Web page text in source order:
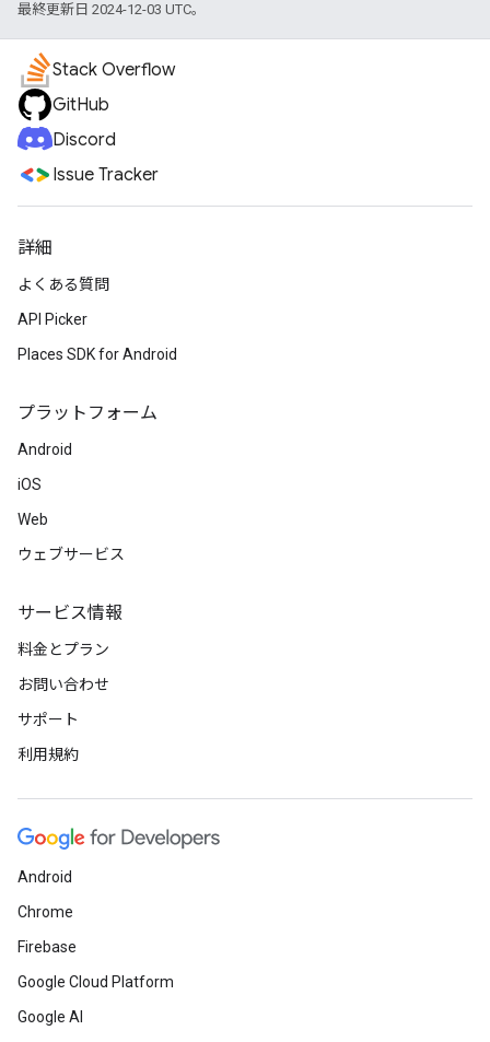
最終更新日 2024-12-03 UTC。
Stack Overflow
GitHub
Discord
Issue Tracker
詳細
よくある質問
API Picker
Places SDK for Android
プラットフォーム
Android
iOS
Web
ウェブサービス
サービス情報
料金とプラン
お問い合わせ
サポート
利用規約
Android
Chrome
Firebase
Google Cloud Platform
Google AI